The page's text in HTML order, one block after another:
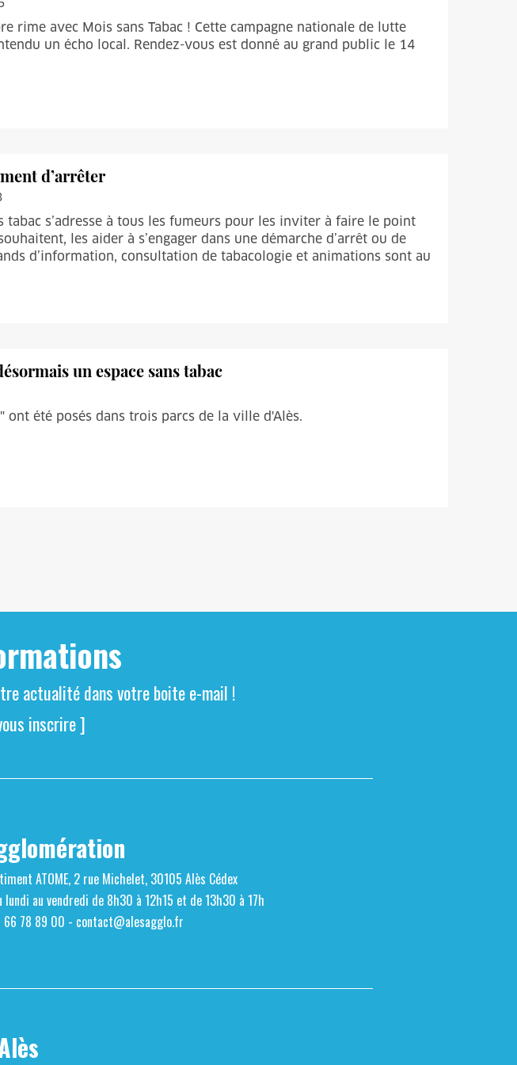
rime avec Mois sans Tabac ! Cette campagne nationale de lutte
un écho local. Rendez-vous est donné au grand public le 14
d’arrêter
tabac s’adresse à tous les fumeurs pour les inviter à faire le point
les aider à s’engager dans une démarche d’arrêt ou de
d’information, consultation de tabacologie et animations sont au
un espace sans tabac
ont été posés dans trois parcs de la ville d'Alès.
actualité dans votre boite e-mail !
inscrire ]
ATOME, 2 rue Michelet, 30105 Alès Cédex
lundi au vendredi de 8h30 à 12h15 et de 13h30 à 17h
66 78 89 00 - contact@alesagglo.fr